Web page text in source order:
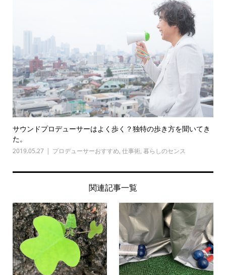
サウンドプロデューサーはよく歩く？独特の歩き方を聞いてき
た。
2019.05.27 プロデューサーおすすめ, 仕事術, 暮らしのセンス
関連記事一覧